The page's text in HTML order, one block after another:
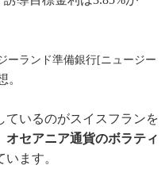
ーランド準備銀行[ニュージー
。
いるのがスイスフランを
オセアニア通貨のボラティ
います。